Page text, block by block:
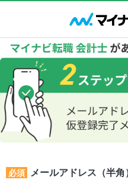
必須 メールアドレス（半